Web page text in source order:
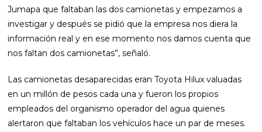
Jumapa que faltaban las dos camionetas y empezamos a
investigar y después se pidió que la empresa nos diera la
información real y en ese momento nos damos cuenta que
nos faltan dos camionetas”, señaló.
Las camionetas desaparecidas eran Toyota Hilux valuadas
en un millón de pesos cada una y fueron los propios
empleados del organismo operador del agua quienes
alertaron que faltaban los vehículos hace un par de meses.